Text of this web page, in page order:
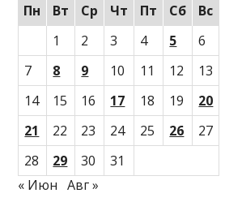
Пн
Вт Ср Чт Пт Сб
Вс
1
2 3 4 5
6
7
8 9 10 11 12
13
14
15 16 17 18 19
20
21
22 23 24 25 26
27
28
29 30
31
« Июн
Авг »